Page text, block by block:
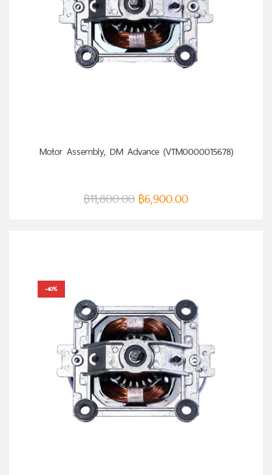
Motor Assembly, DM Advance (VTM0000015678)
฿11,800.00 ฿6,900.00
-40%